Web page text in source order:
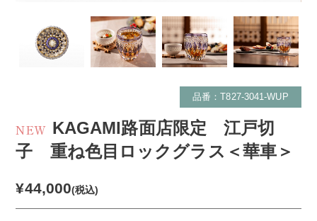
品番：T827-3041-WUP
NEW KAGAMI路面店限定 江戸切
子 重ね色目ロックグラス＜華車＞
¥44,000(税込)